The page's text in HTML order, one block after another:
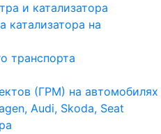
и катализатора
катализатора на
транспорта
(ГРМ) на автомобилях
Audi, Skoda, Seat